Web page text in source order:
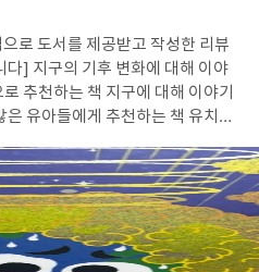
로 도서를 제공받고 작성한 리뷰
다] 지구의 기후 변화에 대해 이야
추천하는 책 지구에 대해 이야기
유아들에게 추천하는 책 유치원
귀엽고 이해하기 쉽기에 그림을 보
운 표지의 그림책에는 지구에 대
들이 있다. 우선 우리가 사는 지구.
평화단 회의에 소환된다. 왜 그럴
는 4월 폭설, 초강